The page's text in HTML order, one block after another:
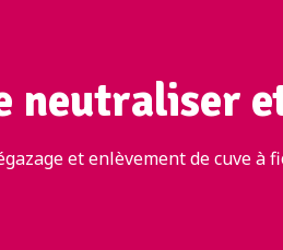
neutraliser
et enlèvement de cuve à